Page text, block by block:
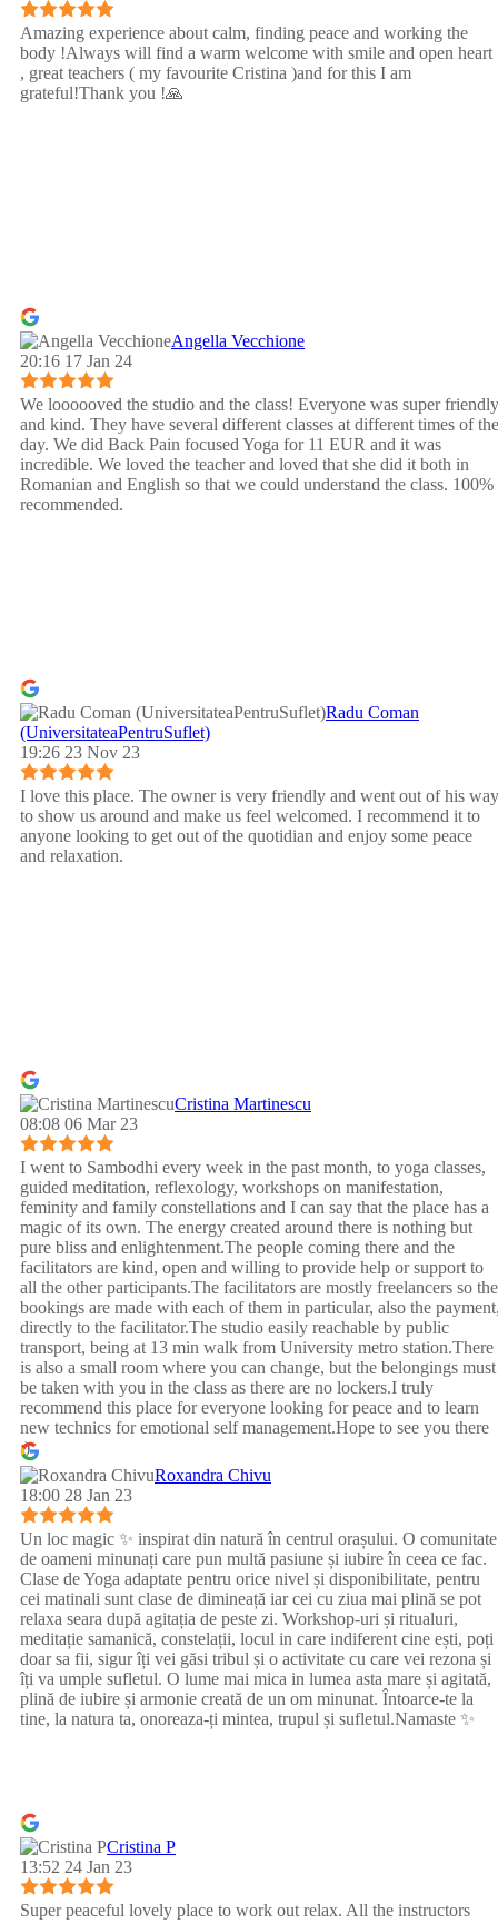
Amazing experience about calm, finding peace and working the
body !Always will find a warm welcome with smile and open heart
, great teachers ( my favourite Cristina )and for this I am
grateful!Thank you !🙏
Angella Vecchione
20:16 17 Jan 24
We loooooved the studio and the class! Everyone was super friendly
and kind. They have several different classes at different times of the
day. We did Back Pain focused Yoga for 11 EUR and it was
incredible. We loved the teacher and loved that she did it both in
Romanian and English so that we could understand the class. 100%
recommended.
Radu Coman
(UniversitateaPentruSuflet)
19:26 23 Nov 23
I love this place. The owner is very friendly and went out of his way
to show us around and make us feel welcomed. I recommend it to
anyone looking to get out of the quotidian and enjoy some peace
and relaxation.
Cristina Martinescu
08:08 06 Mar 23
I went to Sambodhi every week in the past month, to yoga classes,
guided meditation, reflexology, workshops on manifestation,
feminity and family constellations and I can say that the place has a
magic of its own. The energy created around there is nothing but
pure bliss and enlightenment.The people coming there and the
facilitators are kind, open and willing to provide help or support to
all the other participants.The facilitators are mostly freelancers so the
bookings are made with each of them in particular, also the
directly to the facilitator.The studio easily reachable by public
transport, being at 13 min walk from University metro station.There
is also a small room where you can change, but the belongings must
be taken with you in the class as there are no lockers.I truly
recommend this place for everyone looking for peace and to learn
new technics for emotional self management.Hope to see you there
:)
Roxandra Chivu
18:00 28 Jan 23
Un loc magic ✨ inspirat din natură în centrul orașului. O comunitate
de oameni minunați care pun multă pasiune și iubire în ceea ce fac.
Clase de Yoga adaptate pentru orice nivel și disponibilitate, pentru
cei matinali sunt clase de dimineață iar cei cu ziua mai plină se pot
relaxa seara după agitația de peste zi. Workshop-uri și ritualuri,
meditație samanică, constelații, locul in care indiferent cine ești, poți
doar sa fii, sigur îți vei găsi tribul și o activitate cu care vei rezona și
îți va umple sufletul. O lume mai mica in lumea asta mare și agitată,
plină de iubire și armonie creată de un om minunat. Întoarce-te la
tine, la natura ta, onoreaza-ți mintea, trupul și sufletul.Namaste ✨
Cristina P
13:52 24 Jan 23
Super peaceful lovely place to work out relax. All the instructors